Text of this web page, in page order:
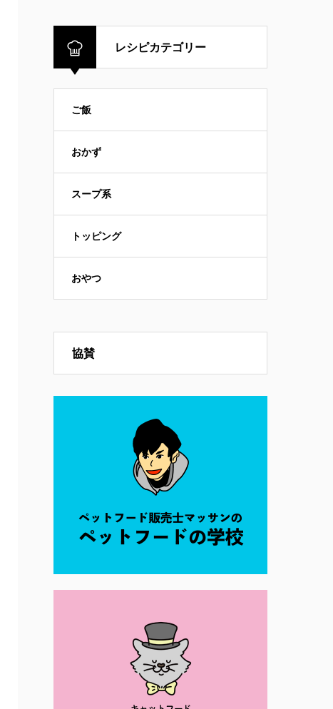
レシピカテゴリー
ご飯
おかず
スープ系
トッピング
おやつ
協賛